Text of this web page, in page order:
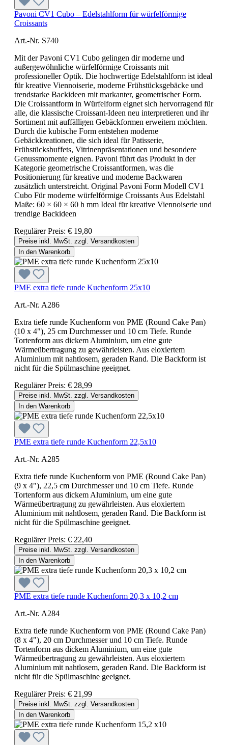
Pavoni CV1 Cubo – Edelstahlform für würfelförmige
Croissants
Art.-Nr. S740
Mit der Pavoni CV1 Cubo gelingen dir moderne und
außergewöhnliche würfelförmige Croissants mit
professioneller Optik. Die hochwertige Edelstahlform ist ideal
für kreative Viennoiserie, moderne Frühstücksgebäcke und
trendstarke Backideen mit markanter, geometrischer Form.
Die Croissantform in Würfelform eignet sich hervorragend für
alle, die klassische Croissant-Ideen neu interpretieren und ihr
Sortiment mit auffälligen Gebäckformen erweitern möchten.
Durch die kubische Form entstehen moderne
Gebäckkreationen, die sich ideal für Patisserie,
Frühstücksbuffets, Vitrinenpräsentationen und besondere
Genussmomente eignen. Pavoni führt das Produkt in der
Kategorie geometrische Croissantformen, was die
Positionierung für kreative und moderne Backwaren
zusätzlich unterstreicht. Original Pavoni Form Modell CV1
Cubo Für moderne würfelförmige Croissants Aus Edelstahl
Maße: 60 × 60 × 60 h mm Ideal für kreative Viennoiserie und
trendige Backideen
Regulärer Preis: € 19,80
Preise inkl. MwSt. zzgl. Versandkosten
In den Warenkorb
PME extra tiefe runde Kuchenform 25x10
Art.-Nr. A286
Extra tiefe runde Kuchenform von PME (Round Cake Pan)
(10 x 4"), 25 cm Durchmesser und 10 cm Tiefe. Runde
Tortenform aus dickem Aluminium, um eine gute
Wärmeübertragung zu gewährleisten. Aus eloxiertem
Aluminium mit nahtlosem, geraden Rand. Die Backform ist
nicht für die Spülmaschine geeignet.
Regulärer Preis: € 28,99
Preise inkl. MwSt. zzgl. Versandkosten
In den Warenkorb
PME extra tiefe runde Kuchenform 22,5x10
Art.-Nr. A285
Extra tiefe runde Kuchenform von PME (Round Cake Pan)
(9 x 4"), 22,5 cm Durchmesser und 10 cm Tiefe. Runde
Tortenform aus dickem Aluminium, um eine gute
Wärmeübertragung zu gewährleisten. Aus eloxiertem
Aluminium mit nahtlosem, geraden Rand. Die Backform ist
nicht für die Spülmaschine geeignet.
Regulärer Preis: € 22,40
Preise inkl. MwSt. zzgl. Versandkosten
In den Warenkorb
PME extra tiefe runde Kuchenform 20,3 x 10,2 cm
Art.-Nr. A284
Extra tiefe runde Kuchenform von PME (Round Cake Pan)
(8 x 4"), 20 cm Durchmesser und 10 cm Tiefe. Runde
Tortenform aus dickem Aluminium, um eine gute
Wärmeübertragung zu gewährleisten. Aus eloxiertem
Aluminium mit nahtlosem, geraden Rand. Die Backform ist
nicht für die Spülmaschine geeignet.
Regulärer Preis: € 21,99
Preise inkl. MwSt. zzgl. Versandkosten
In den Warenkorb